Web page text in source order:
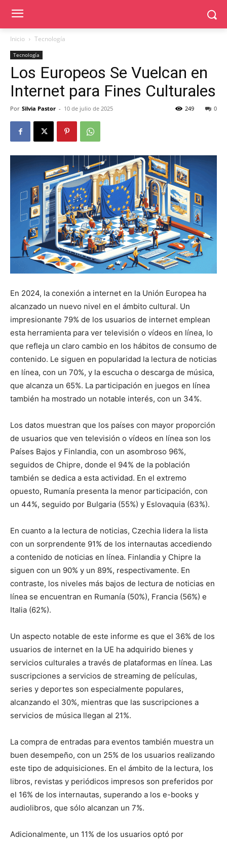
Inicio Tecnología
Tecnología
Los Europeos Se Vuelcan en
Internet para Fines Culturales
Por Silvia Pastor - 10 de julio de 2025 0
249
En 2024, la conexión a internet en la Unión Europea ha
alcanzado un nuevo nivel en el ámbito cultural. Un
impresionante 79% de los usuarios de internet emplean
esta herramienta para ver televisión o vídeos en línea, lo
que refleja un claro cambio en los hábitos de consumo de
contenido. Le siguen en popularidad la lectura de noticias
en línea, con un 70%, y la escucha o descarga de música,
que alcanza un 65%. La participación en juegos en línea
también ha mostrado un notable interés, con un 34%.
Los datos muestran que los países con mayor proporción
de usuarios que ven televisión o vídeos en línea son los
Países Bajos y Finlandia, con un asombroso 96%,
seguidos de Chipre, donde el 94% de la población
también se dedica a esta actividad. En el extremo
opuesto, Rumanía presenta la menor participación, con
un 44%, seguido por Bulgaria (55%) y Eslovaquia (63%).
En cuanto a la lectura de noticias, Czechia lidera la lista
con un sorprendente 91% de los internautas accediendo
a contenido de noticias en línea. Finlandia y Chipre la
siguen con un 90% y un 89%, respectivamente. En
contraste, los niveles más bajos de lectura de noticias en
línea se encuentran en Rumanía (50%), Francia (56%) e
Italia (62%).
Un aspecto notable de este informe es que el 36% de los
usuarios de internet en la UE ha adquirido bienes y
servicios culturales a través de plataformas en línea. Las
suscripciones a servicios de streaming de películas,
series y deportes son especialmente populares,
alcanzando el 30%, mientras que las suscripciones a
servicios de música llegan al 21%.
La compra de entradas para eventos también muestra un
buen desempeño, con un 25% de los usuarios realizando
este tipo de adquisiciones. En el ámbito de la lectura, los
libros, revistas y periódicos impresos son preferidos por
el 16% de los internautas, superando a los e-books y
audiolibros, que sólo alcanzan un 7%.
Adicionalmente, un 11% de los usuarios optó por